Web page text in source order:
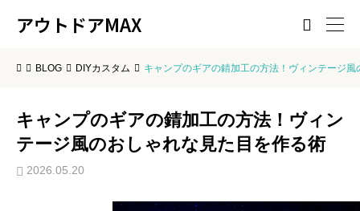
アウトドアMAX 
BLOG DIYカスタム キャンプのギアの錆加工の方法！ヴィンテージ
キャンプのギアの錆加工の方法！ヴィン
テージ風のおしゃれな見た目を作る術
2026.05.20